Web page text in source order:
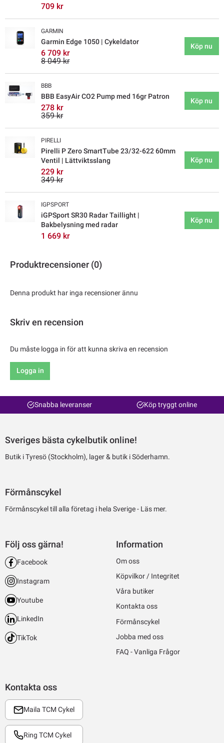
709 kr
GARMIN
Garmin Edge 1050 | Cykeldator
6 709 kr
8 049 kr
Köp nu
BBB
BBB EasyAir CO2 Pump med 16gr Patron
278 kr
359 kr
Köp nu
PIRELLI
Pirelli P Zero SmartTube 23/32-622 60mm
Ventil | Lättviktsslang
229 kr
349 kr
Köp nu
IGPSPORT
iGPSport SR30 Radar Taillight |
Bakbelysning med radar
1 669 kr
Köp nu
Produktrecensioner (0)
Denna produkt har inga recensioner ännu
Skriv en recension
Du måste logga in för att kunna skriva en recension
Logga in
Snabba leveranser Köp tryggt online
Sveriges bästa cykelbutik online!
Butik i Tyresö (Stockholm), lager & butik i Söderhamn.
Förmånscykel
Förmånscykel till alla företag i hela Sverige - Läs mer.
Kontakta oss
Maila TCM Cykel
Ring TCM Cykel
Följ oss gärna!
Facebook
Instagram
Youtube
LinkedIn
TikTok
Information
Om oss
Köpvilkor / Integritet
Våra butiker
Kontakta oss
Förmånscykel
Jobba med oss
FAQ - Vanliga Frågor